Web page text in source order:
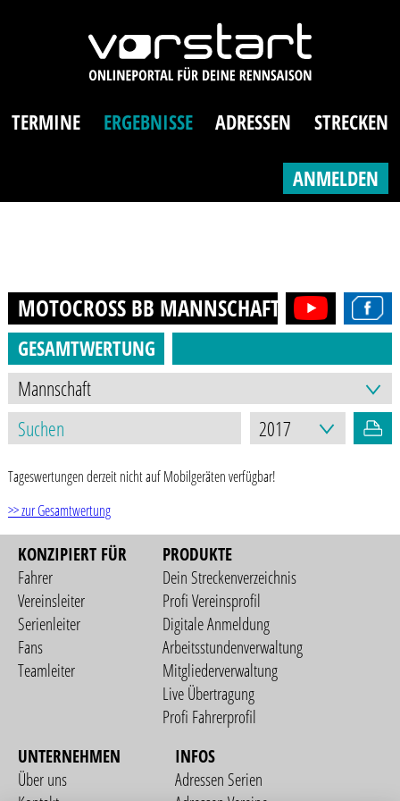
TERMINE ERGEBNISSE ADRESSEN STRECKEN
ANMELDEN
MOTOCROSS BB MANNSCHAFT 2017
GESAMTWERTUNG
Tageswertungen derzeit nicht auf Mobilgeräten verfügbar!
>> zur Gesamtwertung
KONZIPIERT FÜR
Fahrer
Vereinsleiter
Serienleiter
Fans
Teamleiter
PRODUKTE
Dein Streckenverzeichnis
Profi Vereinsprofil
Digitale Anmeldung
Arbeitsstundenverwaltung
Mitgliederverwaltung
Live Übertragung
Profi Fahrerprofil
UNTERNEHMEN
Über uns
INFOS
Adressen Serien